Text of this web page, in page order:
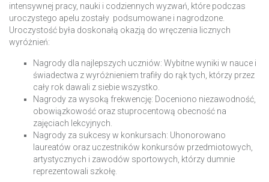
intensywnej pracy, nauki i codziennych wyzwań, które podczas
uroczystego apelu zostały podsumowane i nagrodzone.
Uroczystość była doskonałą okazją do wręczenia licznych
wyróżnień:
Nagrody dla najlepszych uczniów: Wybitne wyniki w nauce i
świadectwa z wyróżnieniem trafiły do rąk tych, którzy przez
cały rok dawali z siebie wszystko.
Nagrody za wysoką frekwencję: Doceniono niezawodność,
obowiązkowość oraz stuprocentową obecność na
zajęciach lekcyjnych.
Nagrody za sukcesy w konkursach: Uhonorowano
laureatów oraz uczestników konkursów przedmiotowych,
artystycznych i zawodów sportowych, którzy dumnie
reprezentowali szkołę.